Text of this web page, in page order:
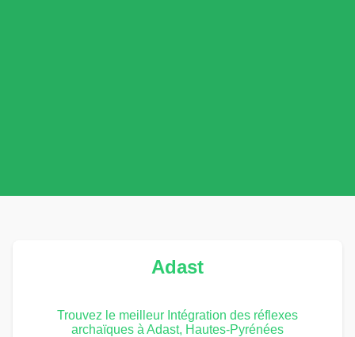
Adast
Trouvez le meilleur Intégration des réflexes
archaïques à Adast, Hautes-Pyrénées